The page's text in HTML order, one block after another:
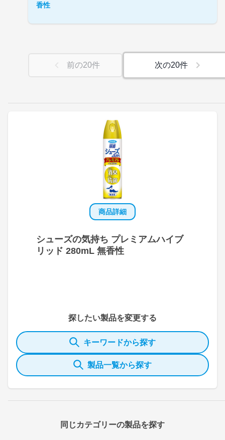
商品詳細
シューズの気持ち プレミアムハイブ
リッド 280mL 無香性
探したい製品を変更する
キーワードから探す
製品一覧から探す
同じカテゴリーの製品を探す
香性
前の20件 次の20件